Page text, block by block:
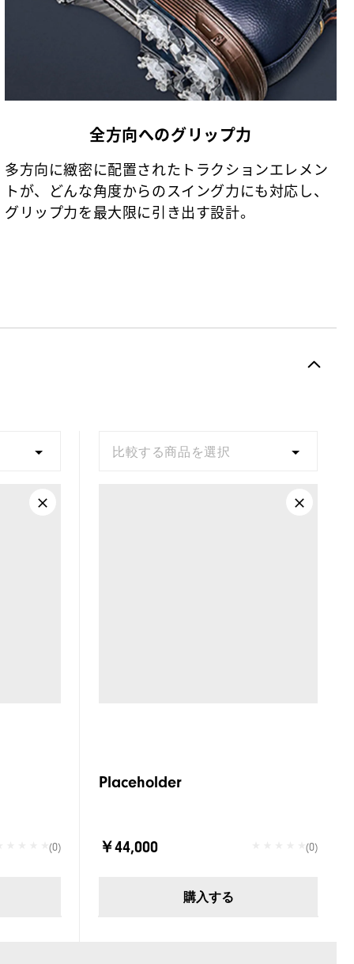
全方向へのグリップ力
多方向に緻密に配置されたトラクションエレメン
トが、どんな角度からのスイング力にも対応し、
グリップ力を最大限に引き出す設計。
(0)
比較する商品を選択
Placeholder
￥44,000 (0)
購入する